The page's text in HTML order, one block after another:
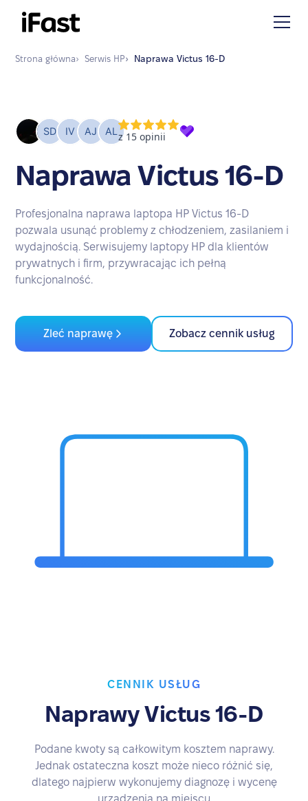
Strona główna› Serwis HP› Naprawa Victus 16-D
Naprawa Victus 16-D
Profesjonalna naprawa laptopa HP Victus 16-D
pozwala usunąć problemy z chłodzeniem, zasilaniem i
wydajnością. Serwisujemy laptopy HP dla klientów
prywatnych i firm, przywracając ich pełną
funkcjonalność.
Zleć naprawę Zobacz cennik usług
CENNIK USŁUG
Naprawy Victus 16-D
Podane kwoty są całkowitym kosztem naprawy.
Jednak ostateczna koszt może nieco różnić się,
dlatego najpierw wykonujemy diagnozę i wycenę
urządzenia na miejscu